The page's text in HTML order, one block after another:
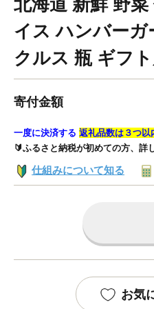
北海道 新鮮 野
イス ハンバー
クルス 瓶 ギフ
寄付金額
一度に決済する 返礼品数は３つ以
🔰ふるさと納税が初めての方、詳
仕組みについて知る
お気